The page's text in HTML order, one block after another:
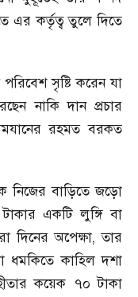
এর কর্তৃত্ব তুলে দিতে
সৃষ্টি করেন যা
নাকি দান প্রচার
রহমত বরকত
নিজের বাড়িতে জড়ো
একটি লুঙ্গি বা
দিনের অপেক্ষা,তার
ধমকিতে কাহিল দশা
কয়েক ৭০ টাকা